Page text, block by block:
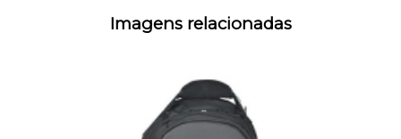
Imagens relacionadas